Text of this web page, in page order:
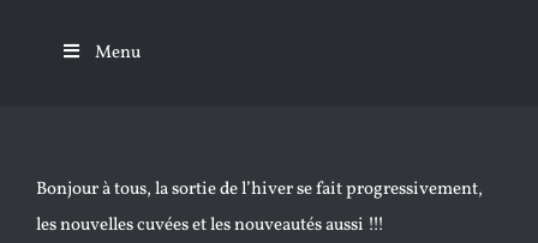
Menu
Bonjour à tous, la sortie de l’hiver se fait progressivement,
les nouvelles cuvées et les nouveautés aussi !!!